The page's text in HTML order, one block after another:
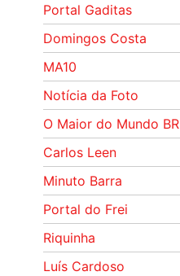
Portal Gaditas
Domingos Costa
MA10
Notícia da Foto
O Maior do Mundo BR
Carlos Leen
Minuto Barra
Portal do Frei
Riquinha
Luís Cardoso